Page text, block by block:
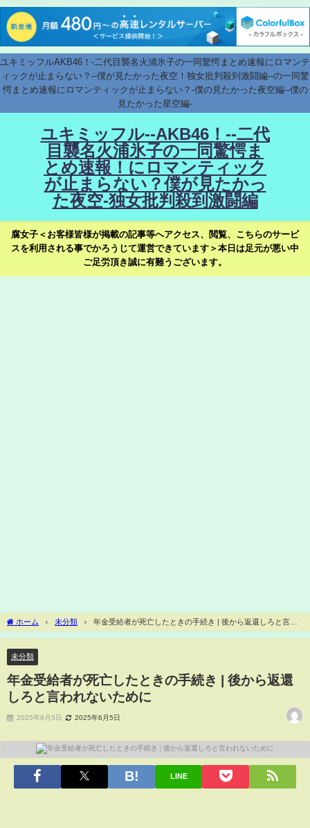
ユキミッフルAKB46！-二代目襲名火浦氷子の一同驚愕まとめ速報にロマンテ
ィックが止まらない？--僕が見たかった夜空！独女批判殺到激闘編--の一同驚
愕まとめ速報にロマンティックが止まらない？-僕の見たかった夜空編--僕の
見たかった星空編-
ユキミッフル--AKB46！--二代
目襲名火浦氷子の一同驚愕ま
とめ速報！にロマンティック
が止まらない？僕が見たかっ
た夜空-独女批判殺到激闘編
腐女子＜お客様皆様が掲載の記事等へアクセス、閲覧、こちらのサービ
スを利用される事でかろうじて運営できています＞本日は足元が悪い中
ご足労頂き誠に有難うございます。
ホーム 未分類
年金受給者が死亡したときの手続き | 後から返還しろと言わ
れないために
未分類
年金受給者が死亡したときの手続き | 後から返還
しろと言われないために
2025年6月5日 2025年6月5日
LINE